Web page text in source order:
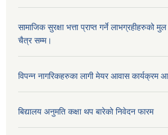
सामाजिक सुरक्षा भत्ता प्राप्त गर्ने
चैत्र सम्म।
विपन्न नागरिकहरुका लागी मेयर आवास कार्यक्रम
बिद्यालय अनुमति कक्षा थप बारेकाे निवेदन फारम